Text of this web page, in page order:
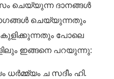
ചെയ്യുന്ന ദാനങ്ങൾ
ചെയ്യുന്നതും
പോലെ
ഇങ്ങനെ പറയുന്നു:
ച സദീം ഹി.